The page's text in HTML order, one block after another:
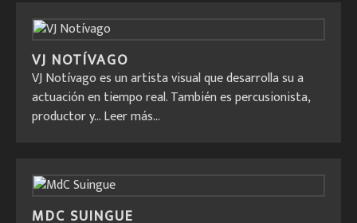
VJ NOTÍVAGO
VJ Notívago es un artista visual que desarrolla su a
actuación en tiempo real. También es percusionista,
productor y...Leer más...
MDC SUINGUE